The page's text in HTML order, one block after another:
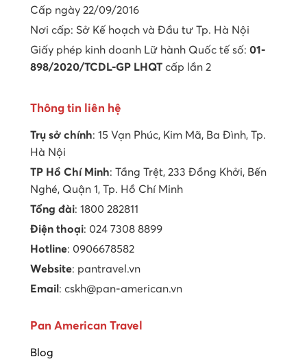
Cấp ngày 22/09/2016
Nơi cấp: Sở Kế hoạch và Đầu tư Tp. Hà Nội
Giấy phép kinh doanh Lữ hành Quốc tế số: 01-
898/2020/TCDL-GP LHQT cấp lần 2
Thông tin liên hệ
Trụ sở chính: 15 Vạn Phúc, Kim Mã, Ba Đình, Tp.
Hà Nội
TP Hồ Chí Minh: Tầng Trệt, 233 Đồng Khởi, Bến
Nghé, Quận 1, Tp. Hồ Chí Minh
Tổng đài: 1800 282811
Điện thoại: 024 7308 8899
Hotline: 0906678582
Website: pantravel.vn
Email : cskh@pan-american.vn
Pan American Travel
Blog